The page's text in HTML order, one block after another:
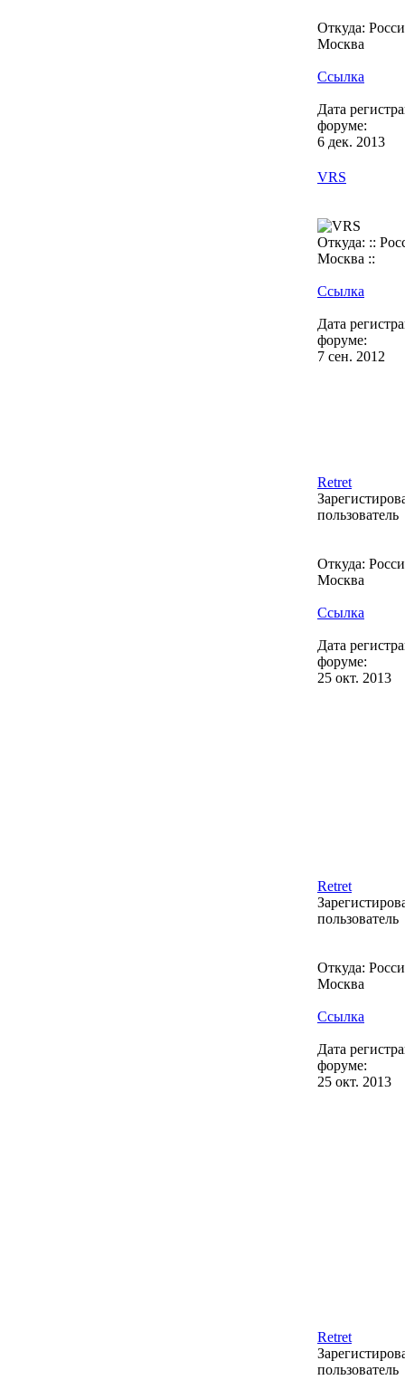
Откуда:
Москва
Ссылка
Дата
форуме:
6 дек. 2013
VRS
Откуда: ::
Москва ::
Ссылка
Дата
форуме:
7 сен. 2012
Retret
пользователь
Откуда:
Москва
Ссылка
Дата
форуме:
25 окт. 2013
Retret
пользователь
Откуда:
Москва
Ссылка
Дата
форуме:
25 окт. 2013
Retret
пользователь